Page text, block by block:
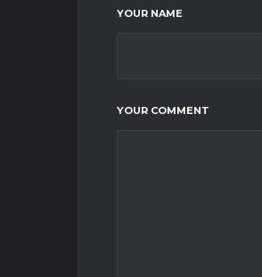
YOUR NAME
YOUR COMMENT